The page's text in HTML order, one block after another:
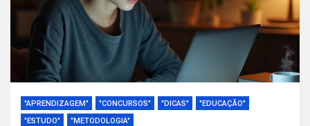
"APRENDIZAGEM" "CONCURSOS" "DICAS"
"EDUCAÇÃO"
"ESTUDO"
"METODOLOGIA"